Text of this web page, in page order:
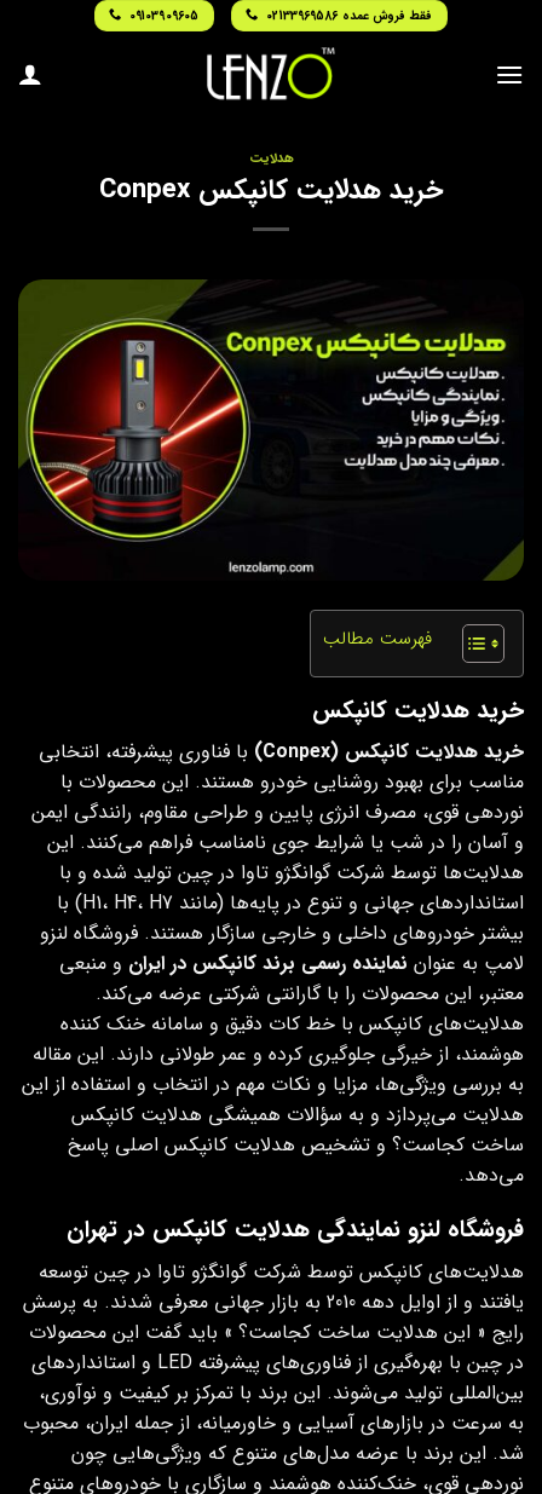
content
فقط فروش عمده 02133969586 09103909605
هدلایت
خرید هدلایت کانپکس Conpex
فهرست مطالب
خرید هدلایت کانپکس
خرید هدلایت‌ کانپکس (Conpex)
با فناوری پیشرفته، انتخابی
مناسب برای بهبود روشنایی خودرو هستند. این محصولات با
نوردهی قوی، مصرف انرژی پایین و طراحی مقاوم، رانندگی ایمن
و آسان را در شب یا شرایط جوی نامناسب فراهم می‌کنند. این
هدلایت‌ها توسط شرکت گوانگژو تاوا در چین تولید شده و با
استانداردهای جهانی و تنوع در پایه‌ها (مانند H1، H4، H7) با
بیشتر خودروهای داخلی و خارجی سازگار هستند. فروشگاه لنزو
لامپ به‌ عنوان نماینده رسمی برند کانپکس در ایران و منبعی
معتبر، این محصولات را با گارانتی شرکتی عرضه می‌کند.
هدلایت‌های کانپکس با خط کات دقیق و سامانه خنک‌ کننده
هوشمند، از خیرگی جلوگیری کرده و عمر طولانی دارند. این مقاله
به بررسی ویژگی‌ها، مزایا و نکات مهم در انتخاب و استفاده از این
هدلایت‌ می‌پردازد و به سؤالات همیشگی هدلایت کانپکس
ساخت کجاست؟ و تشخیص هدلایت کانپکس اصلی پاسخ
می‌دهد.
فروشگاه لنزو نمایندگی هدلایت کانپکس در تهران
هدلایت‌های کانپکس توسط شرکت گوانگژو تاوا در چین توسعه
یافتند و از اوایل دهه 2010 به بازار جهانی معرفی شدند. به پرسش
رایج « این هدلایت ساخت کجاست؟ » باید گفت این محصولات
در چین با بهره‌گیری از فناوری‌های پیشرفته LED و استانداردهای
بین‌المللی تولید می‌شوند. این برند با تمرکز بر کیفیت و نوآوری،
به‌ سرعت در بازارهای آسیایی و خاورمیانه، از جمله ایران، محبوب
شد. این برند با عرضه مدل‌های متنوع که ویژگی‌هایی چون
نوردهی قوی، خنک‌کننده هوشمند و سازگاری با خودروهای متنوع